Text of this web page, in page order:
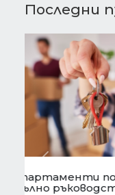
Последни
Готови
разстояние